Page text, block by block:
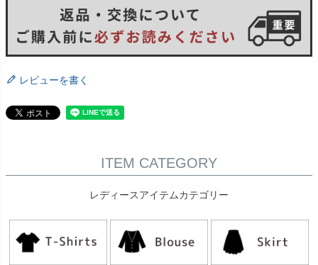
レビューを書く
ITEM CATEGORY
レディースアイテムカテゴリー